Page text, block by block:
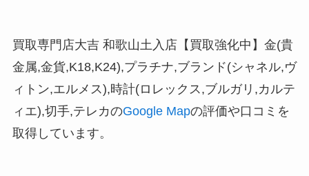
買取専門店大吉 和歌山土入店【買取強化中】金(貴
金属,金貨,K18,K24),プラチナ,ブランド(シャネル,ヴ
ィトン,エルメス),時計(ロレックス,ブルガリ,カルテ
ィエ),切手,テレカのGoogle Mapの評価や口コミを
取得しています。